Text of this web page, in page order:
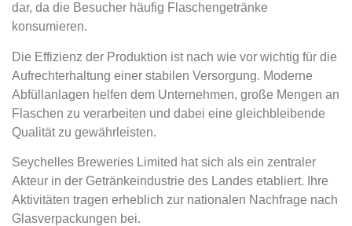
dar, da die Besucher häufig Flaschengetränke
konsumieren.
Die Effizienz der Produktion ist nach wie vor wichtig für die
Aufrechterhaltung einer stabilen Versorgung. Moderne
Abfüllanlagen helfen dem Unternehmen, große Mengen an
Flaschen zu verarbeiten und dabei eine gleichbleibende
Qualität zu gewährleisten.
Seychelles Breweries Limited hat sich als ein zentraler
Akteur in der Getränkeindustrie des Landes etabliert. Ihre
Aktivitäten tragen erheblich zur nationalen Nachfrage nach
Glasverpackungen bei.